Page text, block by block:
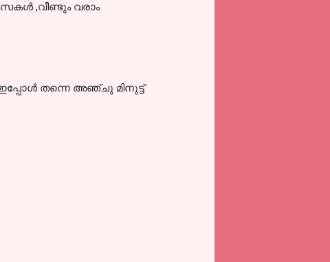
,വീണ്ടും വരാം
തന്നെ അഞ്ചു മിനുട്ട്